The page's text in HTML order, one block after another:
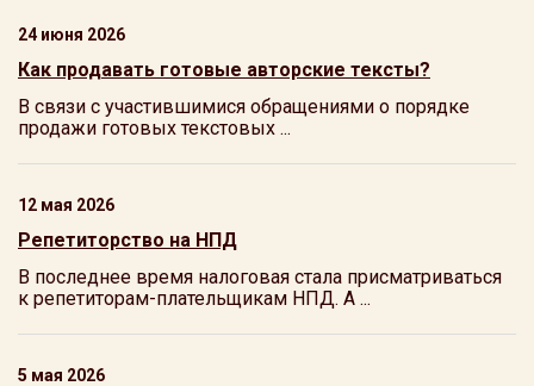
24 июня 2026
Как продавать готовые авторские тексты?
В связи с участившимися обращениями о порядке
продажи готовых текстовых ...
12 мая 2026
Репетиторство на НПД
В последнее время налоговая стала присматриваться
к репетиторам-плательщикам НПД. А ...
5 мая 2026